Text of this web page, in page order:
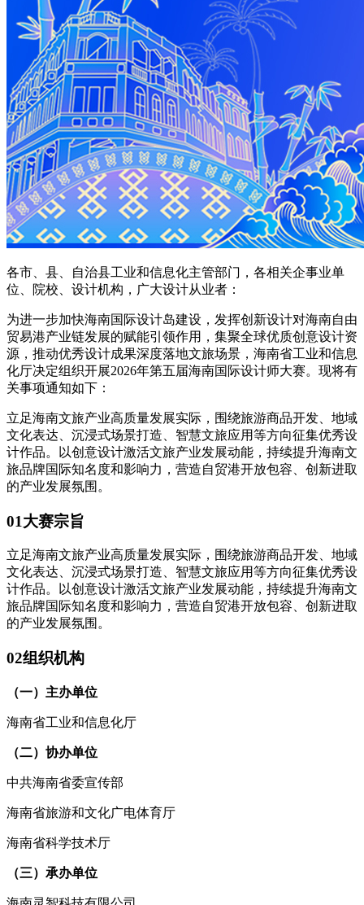
各市、县、自治县工业和信息化主管部门，各相关企事业单
位、院校、设计机构，广大设计从业者：
为进一步加快海南国际设计岛建设，发挥创新设计对海南自由
贸易港产业链发展的赋能引领作用，集聚全球优质创意设计资
源，推动优秀设计成果深度落地文旅场景，海南省工业和信息
化厅决定组织开展2026年第五届海南国际设计师大赛。现将有
关事项通知如下：
立足海南文旅产业高质量发展实际，围绕旅游商品开发、地域
文化表达、沉浸式场景打造、智慧文旅应用等方向征集优秀设
计作品。以创意设计激活文旅产业发展动能，持续提升海南文
旅品牌国际知名度和影响力，营造自贸港开放包容、创新进取
的产业发展氛围。
01大赛宗旨
立足海南文旅产业高质量发展实际，围绕旅游商品开发、地域
文化表达、沉浸式场景打造、智慧文旅应用等方向征集优秀设
计作品。以创意设计激活文旅产业发展动能，持续提升海南文
旅品牌国际知名度和影响力，营造自贸港开放包容、创新进取
的产业发展氛围。
02组织机构
（一）主办单位
海南省工业和信息化厅
（二）协办单位
中共海南省委宣传部
海南省旅游和文化广电体育厅
海南省科学技术厅
（三）承办单位